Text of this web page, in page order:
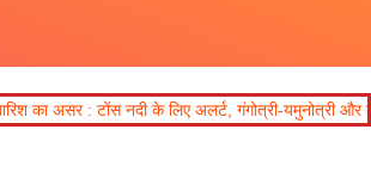
अलर्ट, गंगोत्री-यमुनोत्री और बद्रीनाथ हाईवे कई स्थानों